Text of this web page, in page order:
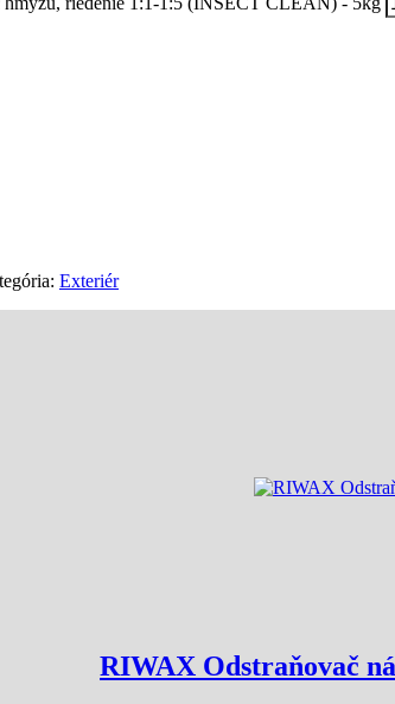
Exteriér
RIWAX Odstraňovač